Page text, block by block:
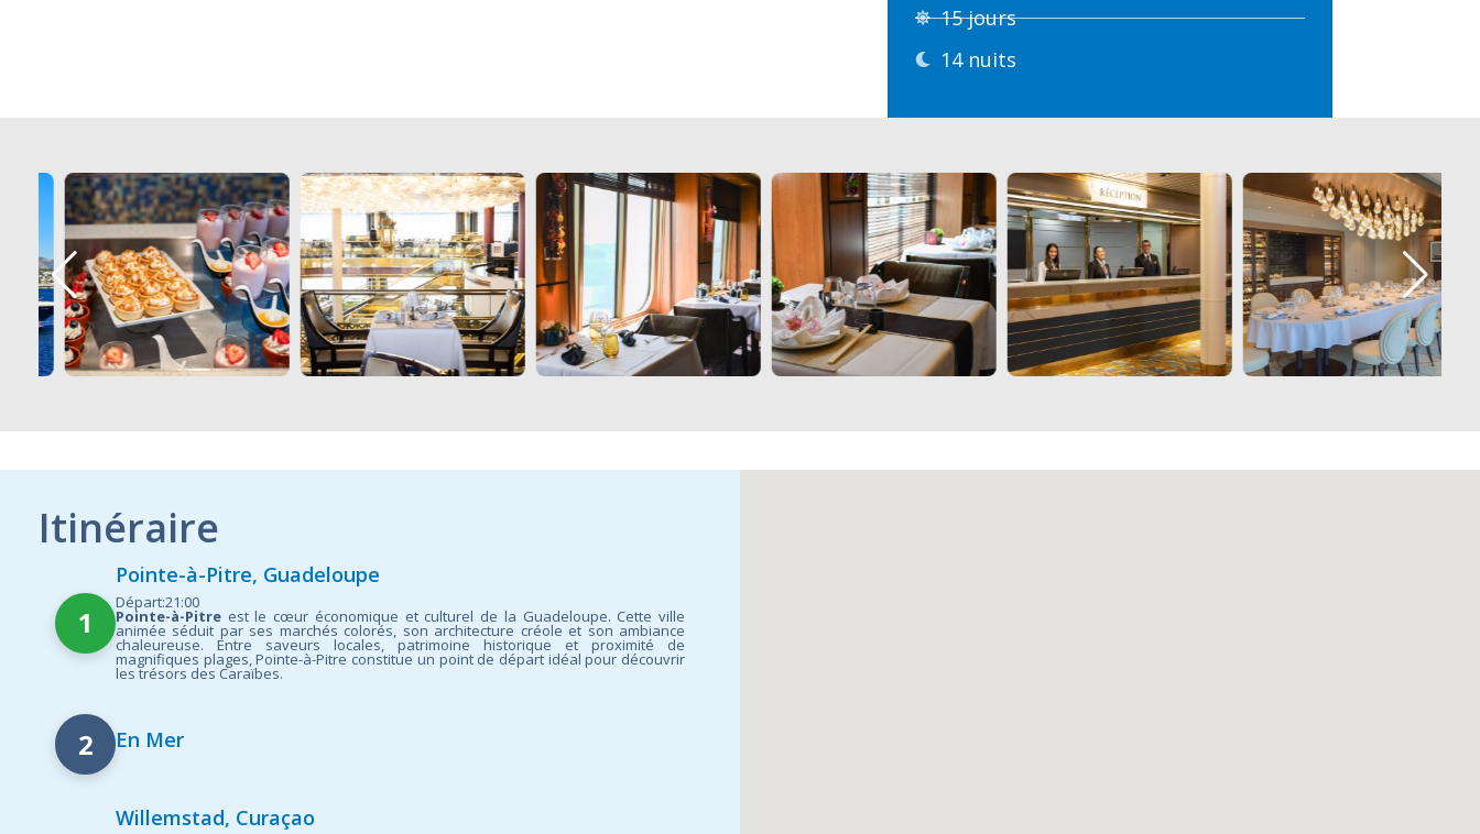
15 jours
14 nuits
Itinéraire
1
Pointe-à-Pitre, Guadeloupe
Départ:21:00
Pointe-à-Pitre est le cœur économique et culturel de la Guadeloupe. Cette ville
animée séduit par ses marchés colorés, son architecture créole et son ambiance
chaleureuse. Entre saveurs locales, patrimoine historique et proximité de
magnifiques plages, Pointe-à-Pitre constitue un point de départ idéal pour découvrir
les trésors des Caraïbes.
2 En Mer
Willemstad, Curaçao